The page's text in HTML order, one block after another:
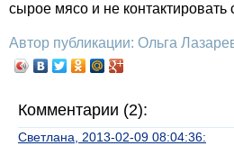
сырое мясо и не
Автор публикации: Ольга
Комментарии (2):
Светлана, 2013-02-09 08:04:36: